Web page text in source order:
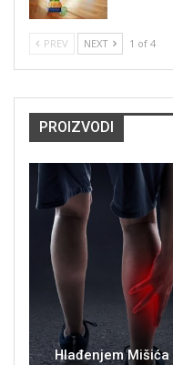
PREV NEXT 1 of 4
PROIZVODI
Hlađenjem